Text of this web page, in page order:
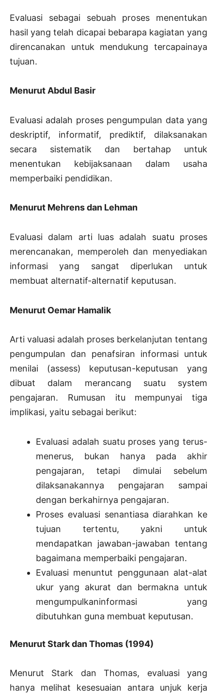
Evaluasi sebagai sebuah proses menentukan
hasil yang telah dicapai bebarapa kagiatan yang
direncanakan untuk mendukung tercapainaya
tujuan.
Menurut Abdul Basir
Evaluasi adalah proses pengumpulan data yang
deskriptif, informatif, prediktif, dilaksanakan
secara sistematik dan bertahap untuk
menentukan kebijaksanaan dalam usaha
memperbaiki pendidikan.
Menurut Mehrens dan Lehman
Evaluasi dalam arti luas adalah suatu proses
merencanakan, memperoleh dan menyediakan
informasi yang sangat diperlukan untuk
membuat alternatif-alternatif keputusan.
Menurut Oemar Hamalik
Arti valuasi adalah proses berkelanjutan tentang
pengumpulan dan penafsiran informasi untuk
menilai (assess) keputusan-keputusan yang
dibuat dalam merancang suatu system
pengajaran. Rumusan itu mempunyai tiga
implikasi, yaitu sebagai berikut:
Evaluasi adalah suatu proses yang terus-
menerus, bukan hanya pada akhir
pengajaran, tetapi dimulai sebelum
dilaksanakannya pengajaran sampai
dengan berkahirnya pengajaran.
Proses evaluasi senantiasa diarahkan ke
tujuan tertentu, yakni untuk
mendapatkan jawaban-jawaban tentang
bagaimana memperbaiki pengajaran.
Evaluasi menuntut penggunaan alat-alat
ukur yang akurat dan bermakna untuk
mengumpulkaninformasi yang
dibutuhkan guna membuat keputusan.
Menurut Stark dan Thomas (1994)
Menurut Stark dan Thomas, evaluasi yang
hanya melihat kesesuaian antara unjuk kerja